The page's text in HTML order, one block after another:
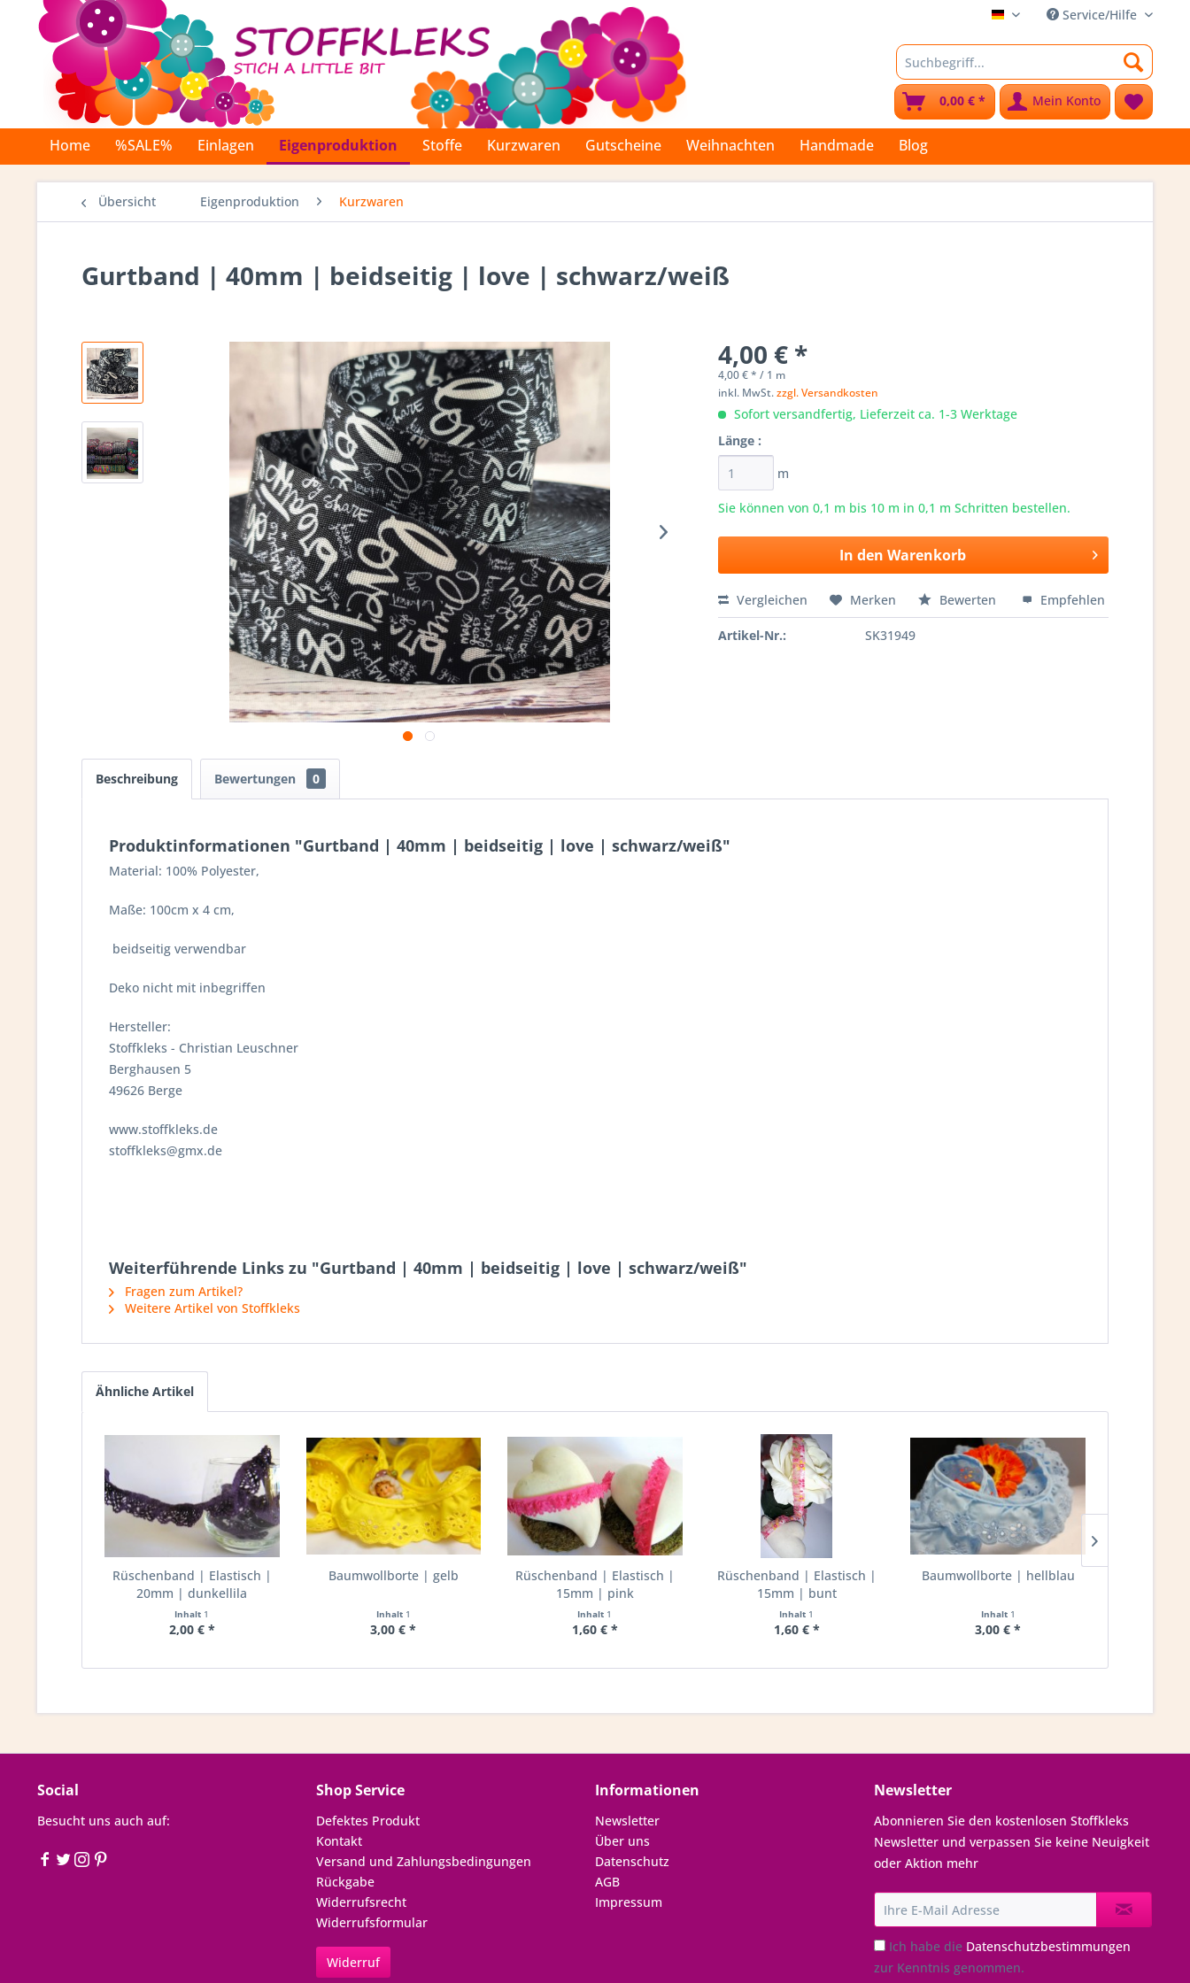
Stoffkleks Service/Hilfe
Mein Konto
0,00 € *
Home %SALE% Einlagen Eigenproduktion Stoffe Kurzwaren Gutscheine Weihnachten Handmade Blog
Übersicht Eigenproduktion Kurzwaren
Gurtband | 40mm | beidseitig | love | schwarz/weiß
4,00 € *
4,00 € * / 1 m
inkl. MwSt.zzgl. Versandkosten
Sofort versandfertig, Lieferzeit ca. 1-3 Werktage
Länge :
m
Sie können von 0,1 m bis 10 m in 0,1 m Schritten bestellen.
In den Warenkorb
Vergleichen Merken Bewerten Empfehlen
Artikel-Nr.: SK31949
Beschreibung Bewertungen 0
Produktinformationen "Gurtband | 40mm | beidseitig | love | schwarz/weiß"
Material: 100% Polyester,
Maße: 100cm x 4 cm,
beidseitig verwendbar
Deko nicht mit inbegriffen
Hersteller:
Stoffkleks - Christian Leuschner
Berghausen 5
49626 Berge
www.stoffkleks.de
stoffkleks@gmx.de
Weiterführende Links zu "Gurtband | 40mm | beidseitig | love | schwarz/weiß"
Fragen zum Artikel?
Weitere Artikel von Stoffkleks
Ähnliche Artikel
Rüschenband | Elastisch |
20mm | dunkellila
Inhalt 1
2,00 € *
Baumwollborte | gelb
Inhalt 1
3,00 € *
Rüschenband | Elastisch |
15mm | pink
Inhalt 1
1,60 € *
Rüschenband | Elastisch |
15mm | bunt
Inhalt 1
1,60 € *
Baumwollborte | hellblau
Inhalt 1
3,00 € *
Social
Besucht uns auch auf:
Shop Service
Defektes Produkt
Kontakt
Versand und Zahlungsbedingungen
Rückgabe
Widerrufsrecht
Widerrufsformular
Widerruf
Informationen
Newsletter
Über uns
Datenschutz
AGB
Impressum
Newsletter
Abonnieren Sie den kostenlosen Stoffkleks
Newsletter und verpassen Sie keine Neuigkeit
oder Aktion mehr
Ich habe die Datenschutzbestimmungen
zur Kenntnis genommen.